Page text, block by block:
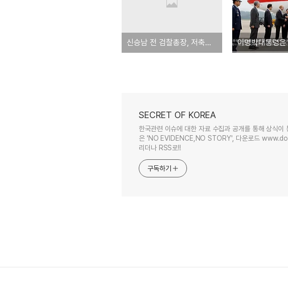
신승남 전 검찰총장, 저축은행서 행패 - 양아치?
SECRET OF KOREA
한국관련 이슈에 대한 자료 수집과 공개를 통해 상식
은 'NO EVIDENCE,NO STORY', 다운로드
리더나 RSS로!!
구독하기